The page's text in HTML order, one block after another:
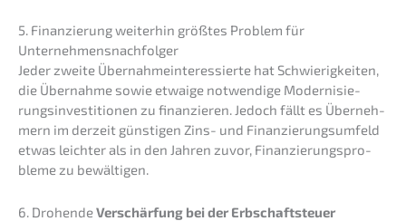
5. Finan­zie­rung weiter­hin größtes Problem für
Unternehmensnachfolger
Jeder zweite Übernah­me­inter­es­sier­te hat Schwie­rig­kei­ten,
die Übernah­me sowie etwaige notwen­di­ge Moder­ni­sie­
rungs­in­ves­ti­tio­nen zu finan­zie­ren. Jedoch fällt es Überneh­
mern im derzeit günsti­gen Zins- und Finan­zie­rungs­um­feld
etwas leich­ter als in den Jahren zuvor, Finan­zie­rungs­pro­
ble­me zu bewältigen.
6. Drohen­deVerschär­fung bei der Erbschaft­steu­er